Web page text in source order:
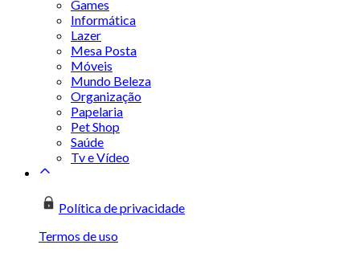
Games
Informática
Lazer
Mesa Posta
Móveis
Mundo Beleza
Organização
Papelaria
Pet Shop
Saúde
Tv e Vídeo
Política de privacidade
Termos de uso